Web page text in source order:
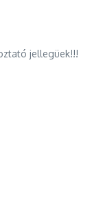
jellegüek!!!